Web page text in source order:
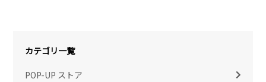
カテゴリ一覧
POP-UP ストア